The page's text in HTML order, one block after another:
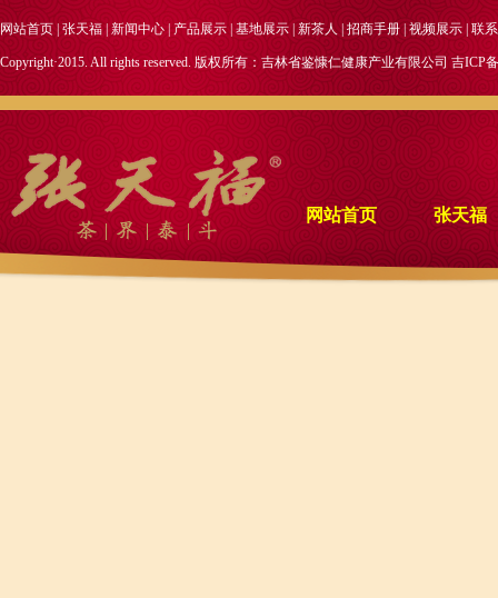
网站首页 张天福 新闻中心 产品展示 基地展示 |新茶人| 招商手册|视频展示|联
Copyright·2015. All rights reserved. 版权所有：吉林省鉴慷仁健康产业有限公司 吉ICP
网站首页 张天福